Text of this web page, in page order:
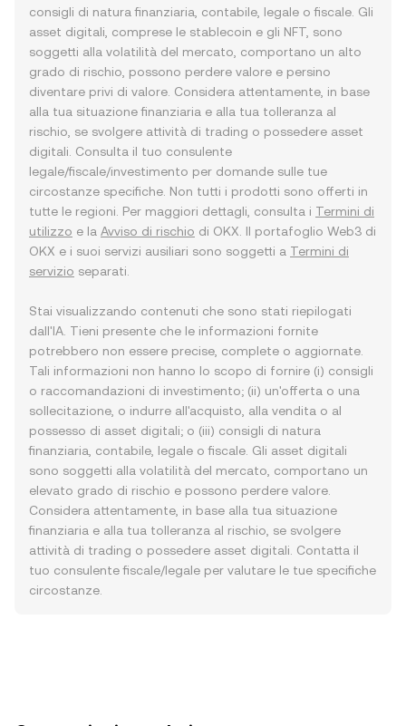
consigli di natura finanziaria, contabile, legale o fiscale. Gli
asset digitali, comprese le stablecoin e gli NFT, sono
soggetti alla volatilità del mercato, comportano un alto
grado di rischio, possono perdere valore e persino
diventare privi di valore. Considera attentamente, in base
alla tua situazione finanziaria e alla tua tolleranza al
rischio, se svolgere attività di trading o possedere asset
digitali. Consulta il tuo consulente
legale/fiscale/investimento per domande sulle tue
circostanze specifiche. Non tutti i prodotti sono offerti in
tutte le regioni. Per maggiori dettagli, consulta i Termini di
utilizzo e la Avviso di rischio di OKX. Il portafoglio Web3 di
OKX e i suoi servizi ausiliari sono soggetti a Termini di
servizio separati.
Stai visualizzando contenuti che sono stati riepilogati
dall'IA. Tieni presente che le informazioni fornite
potrebbero non essere precise, complete o aggiornate.
Tali informazioni non hanno lo scopo di fornire (i) consigli
o raccomandazioni di investimento; (ii) un'offerta o una
sollecitazione, o indurre all'acquisto, alla vendita o al
possesso di asset digitali; o (iii) consigli di natura
finanziaria, contabile, legale o fiscale. Gli asset digitali
sono soggetti alla volatilità del mercato, comportano un
elevato grado di rischio e possono perdere valore.
Considera attentamente, in base alla tua situazione
finanziaria e alla tua tolleranza al rischio, se svolgere
attività di trading o possedere asset digitali. Contatta il
tuo consulente fiscale/legale per valutare le tue specifiche
circostanze.